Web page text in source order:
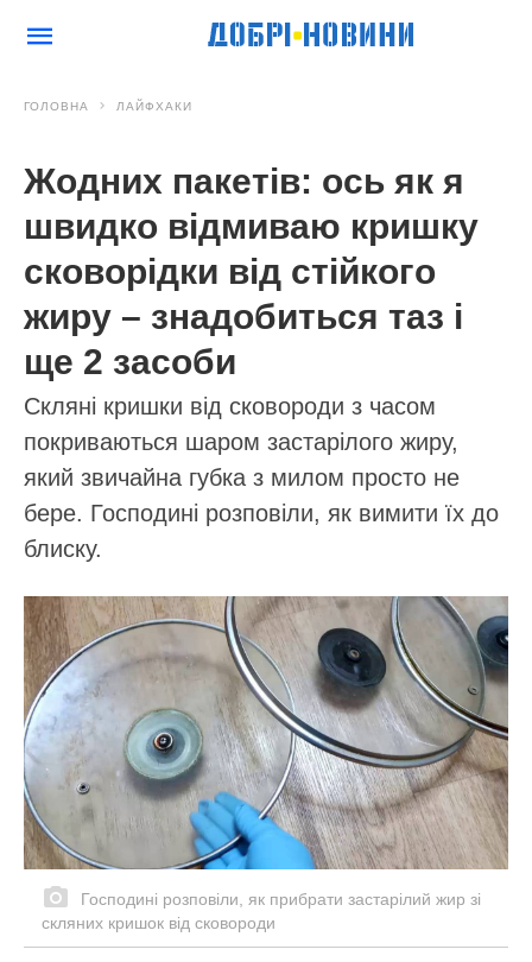
ГОЛОВНА ЛАЙФХАКИ
Жодних пакетів: ось як я
швидко відмиваю кришку
сковорідки від стійкого
жиру – знадобиться таз і
ще 2 засоби
Скляні кришки від сковороди з часом
покриваються шаром застарілого жиру,
який звичайна губка з милом просто не
бере. Господині розповіли, як вимити їх до
блиску.
Господині розповіли, як прибрати застарілий жир зі
скляних кришок від сковороди